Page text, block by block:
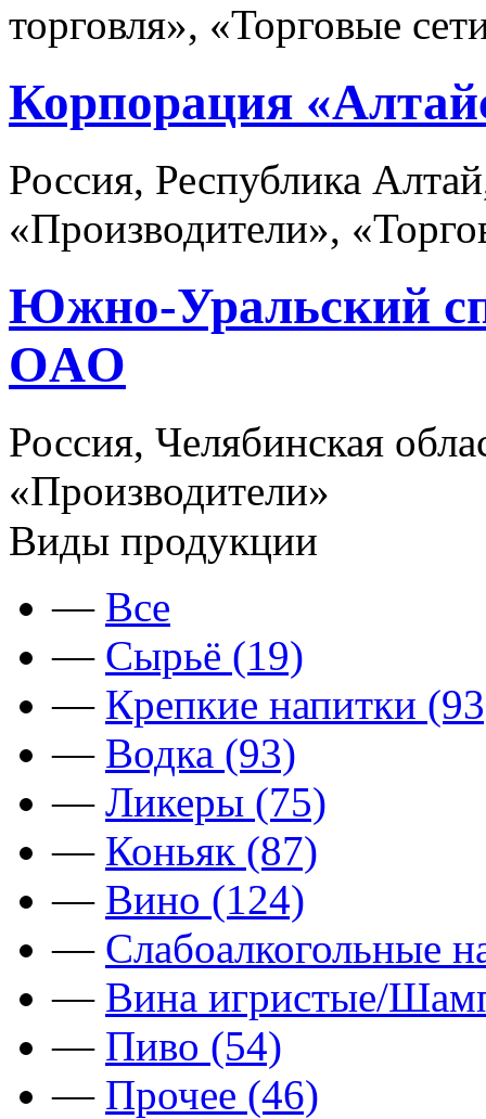
торговля», «Торговые
Корпорация
Россия, Республика
«Производители»,
Южно-Уральский
OАO
Россия, Челябинская
«Производители»
Виды продукции
— Все
— Сырьё (19)
— Крепкие напитки
— Водка (93)
— Ликеры (75)
— Коньяк (87)
— Вино (124)
— Слабоалкогольные
— Вина игристые/
— Пиво (54)
— Прочее (46)